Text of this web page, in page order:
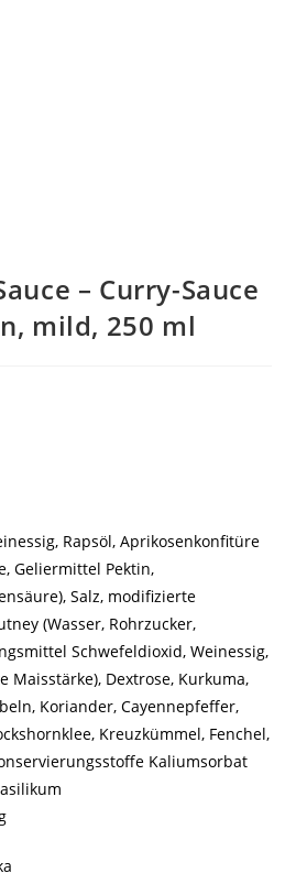
– Curry-Sauce
mild, 250 ml
Rapsöl, Aprikosenkonfitüre
Geliermittel Pektin,
Salz, modifizierte
(Wasser, Rohrzucker,
Schwefeldioxid, Weinessig,
Maisstärke), Dextrose, Kurkuma,
Koriander, Cayennepfeffer,
Kreuzkümmel, Fenchel,
Kaliumsorbat